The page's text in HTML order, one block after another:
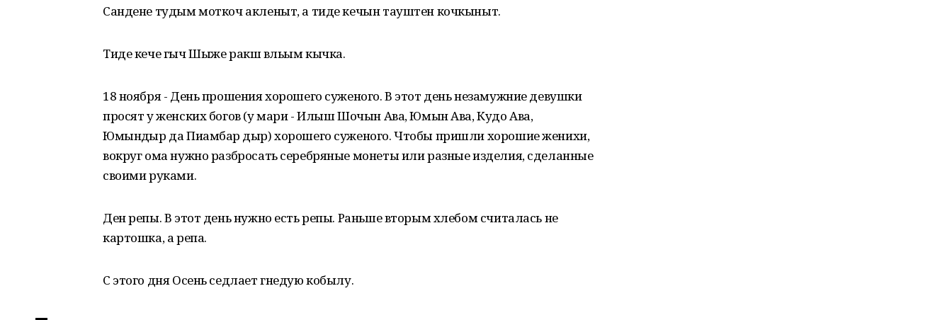
Сандене тудым моткоч акленыт, а тиде кечын тауштен кочкыныт.
Тиде кече гыч Шыже ракш вӱльым кычка.
18 ноября - День прошения хорошего суженого. В этот день незамужние девушки
просят у женских богов (у мари - Илыш Шочын Ава, Юмын Ава, Кудо Ава,
Юмынӱдыр да Пиамбар ӱдыр) хорошего суженого. Чтобы пришли хорошие женихи,
вокруг ома нужно разбросать серебряные монеты или разные изделия, сделанные
своими руками.
Ден репы. В этот день нужно есть репы. Раньше вторым хлебом считалась не
картошка, а репа.
С этого дня Осень седлает гнедую кобылу.